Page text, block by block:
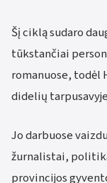
Šį ciklą sudaro
tūkstančiai
romanuose, todėl
didelių
Jo darbuose
žurnalistai,
provincijos